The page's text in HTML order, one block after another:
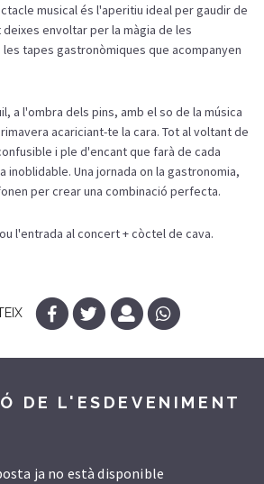
musical és l'aperitiu ideal per gaudir de
envoltar per la màgia de les
tapes gastronòmiques que acompanyen
a l'ombra dels pins, amb el so de la música
acariciant-te la cara. Tot al voltant de
i ple d'encant que farà de cada
inoblidable. Una jornada on la gastronomia,
per crear una combinació perfecta.
l'entrada al concert + còctel de cava.
DE L'ESDEVENIMENT
ja no està disponible